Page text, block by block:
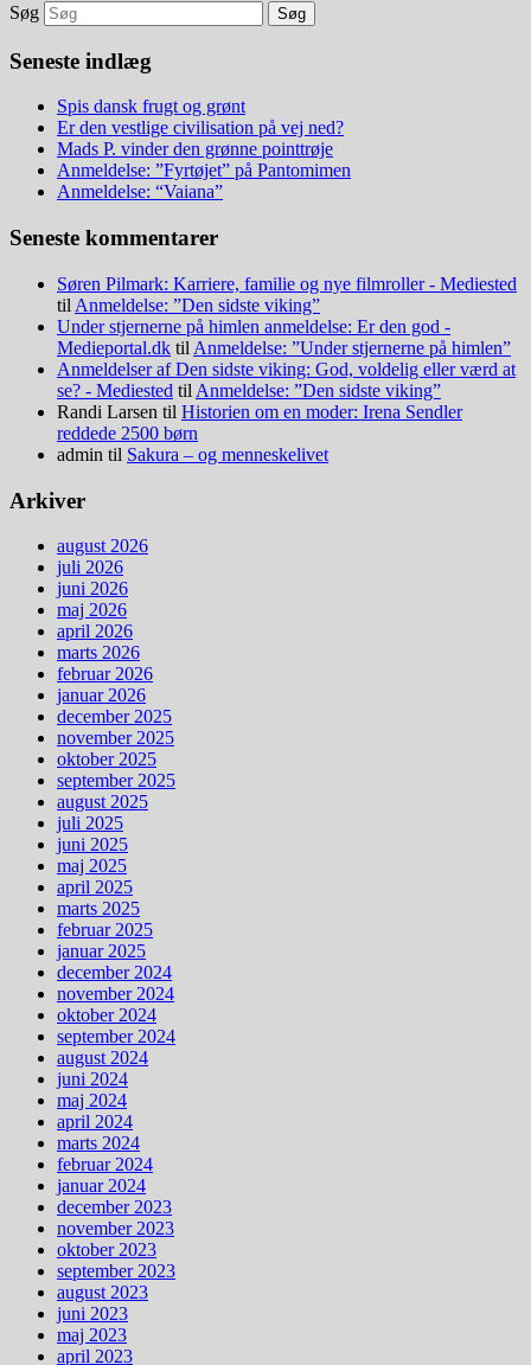
Søg
Seneste indlæg
Spis dansk frugt og grønt
Er den vestlige civilisation på vej ned?
Mads P. vinder den grønne pointtrøje
Anmeldelse: ”Fyrtøjet” på Pantomimen
Anmeldelse: “Vaiana”
Seneste kommentarer
Søren Pilmark: Karriere, familie og nye filmroller - Mediested
til Anmeldelse: ”Den sidste viking”
Under stjernerne på himlen anmeldelse: Er den god -
Medieportal.dk til Anmeldelse: ”Under stjernerne på himlen”
Anmeldelser af Den sidste viking: God, voldelig eller værd at
se? - Mediested til Anmeldelse: ”Den sidste viking”
Randi Larsen til Historien om en moder: Irena Sendler
reddede 2500 børn
admin til Sakura – og menneskelivet
Arkiver
august 2026
juli 2026
juni 2026
maj 2026
april 2026
marts 2026
februar 2026
januar 2026
december 2025
november 2025
oktober 2025
september 2025
august 2025
juli 2025
juni 2025
maj 2025
april 2025
marts 2025
februar 2025
januar 2025
december 2024
november 2024
oktober 2024
september 2024
august 2024
juni 2024
maj 2024
april 2024
marts 2024
februar 2024
januar 2024
december 2023
november 2023
oktober 2023
september 2023
august 2023
juni 2023
maj 2023
april 2023